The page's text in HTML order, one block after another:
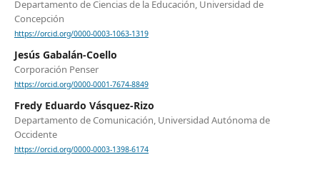
Departamento de Ciencias de la Educación, Universidad de
Concepción
https://orcid.org/0000-0003-1063-1319
Jesús Gabalán-Coello
Corporación Penser
https://orcid.org/0000-0001-7674-8849
Fredy Eduardo Vásquez-Rizo
Departamento de Comunicación, Universidad Autónoma de
Occidente
https://orcid.org/0000-0003-1398-6174